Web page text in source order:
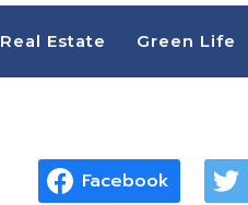
Real Estate Green Life
Facebook